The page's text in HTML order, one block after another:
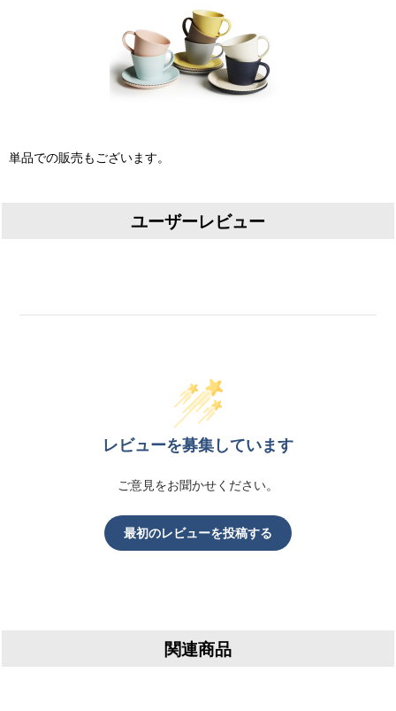
単品での販売もございます。
ユーザーレビュー
レビューを募集しています
ご意見をお聞かせください。
最初のレビューを投稿する
関連商品